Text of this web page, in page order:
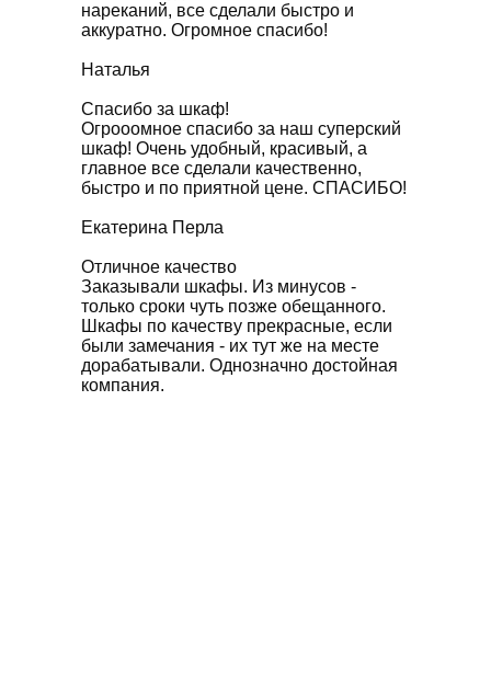
нареканий, все сделали быстро и
аккуратно. Огромное спасибо!
Наталья
Спасибо за шкаф!
Огрооомное спасибо за наш суперский
шкаф! Очень удобный, красивый, а
главное все сделали качественно,
быстро и по приятной цене. СПАСИБО!
Екатерина Перла
Отличное качество
Заказывали шкафы. Из минусов -
только сроки чуть позже обещанного.
Шкафы по качеству прекрасные, если
были замечания - их тут же на месте
дорабатывали. Однозначно достойная
компания.